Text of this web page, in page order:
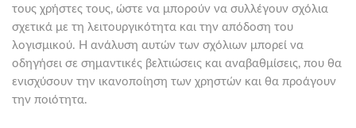
τους χρήστες τους, ώστε να μπορούν να συλλέγουν σχόλια
σχετικά με τη λειτουργικότητα και την απόδοση του
λογισμικού. Η ανάλυση αυτών των σχόλιων μπορεί να
οδηγήσει σε σημαντικές βελτιώσεις και αναβαθμίσεις, που θα
ενισχύσουν την ικανοποίηση των χρηστών και θα προάγουν
την ποιότητα.